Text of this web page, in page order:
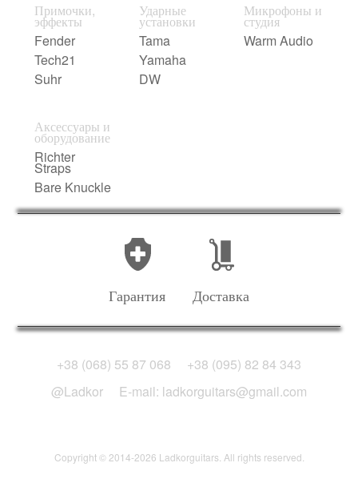
Примочки,
эффекты
Fender
Tech21
Suhr
Ударные
установки
Tama
Yamaha
DW
Микрофоны и
студия
Warm Audio
Аксессуары и
оборудование
Richter
Straps
Bare Knuckle
Гарантия Доставка
+38 (068) 55 87 068
+38 (095) 82 84 343
@Ladkor
E-mail: ladkorguitars@gmail.com
Copyright © 2014-2026 Ladkorguitars. All rights reserved.